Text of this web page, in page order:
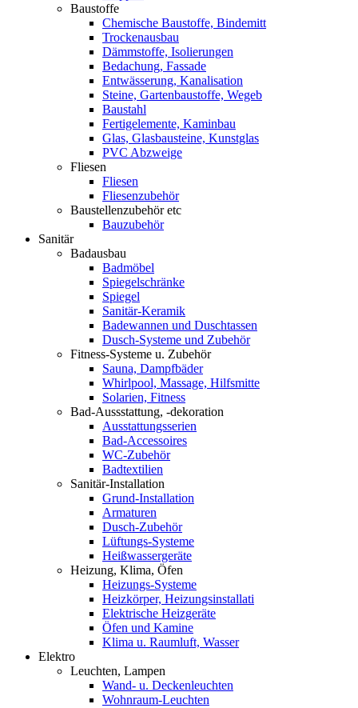
Baustoffe
Chemische Baustoffe, Bindemitt
Trockenausbau
Dämmstoffe, Isolierungen
Bedachung, Fassade
Entwässerung, Kanalisation
Steine, Gartenbaustoffe, Wegeb
Baustahl
Fertigelemente, Kaminbau
Glas, Glasbausteine, Kunstglas
PVC Abzweige
Fliesen
Fliesen
Fliesenzubehör
Baustellenzubehör etc
Bauzubehör
Sanitär
Badausbau
Badmöbel
Spiegelschränke
Spiegel
Sanitär-Keramik
Badewannen und Duschtassen
Dusch-Systeme und Zubehör
Fitness-Systeme u. Zubehör
Sauna, Dampfbäder
Whirlpool, Massage, Hilfsmitte
Solarien, Fitness
Bad-Aussstattung, -dekoration
Ausstattungsserien
Bad-Accessoires
WC-Zubehör
Badtextilien
Sanitär-Installation
Grund-Installation
Armaturen
Dusch-Zubehör
Lüftungs-Systeme
Heißwassergeräte
Heizung, Klima, Öfen
Heizungs-Systeme
Heizkörper, Heizungsinstallati
Elektrische Heizgeräte
Öfen und Kamine
Klima u. Raumluft, Wasser
Elektro
Leuchten, Lampen
Wand- u. Deckenleuchten
Wohnraum-Leuchten